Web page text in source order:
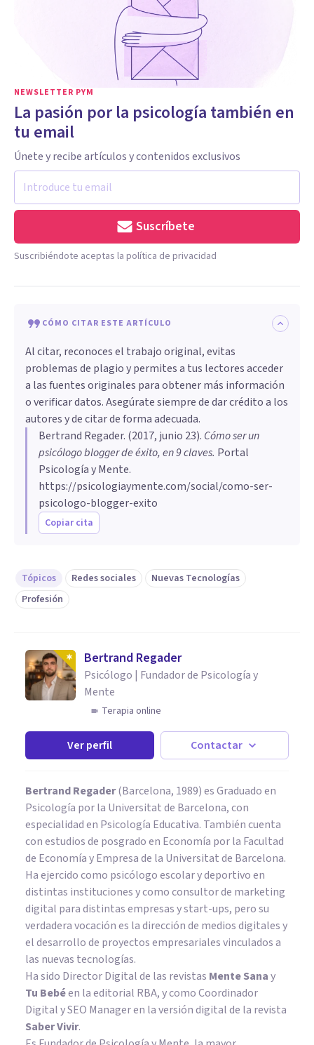
NEWSLETTER PYM
La pasión por la psicología también en
tu email
Únete y recibe artículos y contenidos exclusivos
Suscríbete
Suscribiéndote aceptas la política de privacidad
CÓMO CITAR ESTE ARTÍCULO
Al citar, reconoces el trabajo original, evitas
problemas de plagio y permites a tus lectores acceder
a las fuentes originales para obtener más información
o verificar datos. Asegúrate siempre de dar crédito a los
autores y de citar de forma adecuada.
Bertrand Regader. (2017, junio 23). Cómo ser un
psicólogo blogger de éxito, en 9 claves. Portal
Psicología y Mente.
https://psicologiaymente.com/social/como-ser-
psicologo-blogger-exito
Copiar cita
Tópicos Redes sociales
Nuevas Tecnologías
Profesión
Bertrand Regader
Psicólogo | Fundador de Psicología y
Mente
Terapia online
Ver perfil Contactar
Bertrand Regader(Barcelona, 1989) es Graduado en
Psicología por la Universitat de Barcelona, con
especialidad en Psicología Educativa. También cuenta
con estudios de posgrado en Economía por la Facultad
de Economía y Empresa de la Universitat de Barcelona.
Ha ejercido como psicólogo escolar y deportivo en
distintas instituciones y como consultor de marketing
digital para distintas empresas y start-ups, pero su
verdadera vocación es la dirección de medios digitales y
el desarrollo de proyectos empresariales vinculados a
las nuevas tecnologías.
Ha sido Director Digital de las revistas Mente Sanay
Tu Bebéen la editorial RBA, y como Coordinador
Digital y SEO Manager en la versión digital de la revista
Saber Vivir.